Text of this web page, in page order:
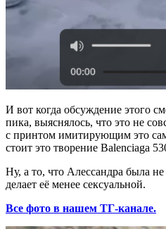
И вот когда обсуждение этого
пика, выяснялось, что это не
с принтом имитирующим это
стоит это творение Balenciaga
Ну, а то, что Алессандра была не
делает её менее сексуальной.
Все фото в нашем ТГ-канале.